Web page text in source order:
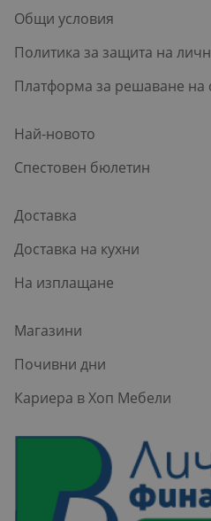
Общи условия
Политика за защита на
Платформа за решаване на
Най-новото
Спестовен бюлетин
Доставка
Доставка на кухни
На изплащане
Магазини
Почивни дни
Кариера в Хоп Мебели